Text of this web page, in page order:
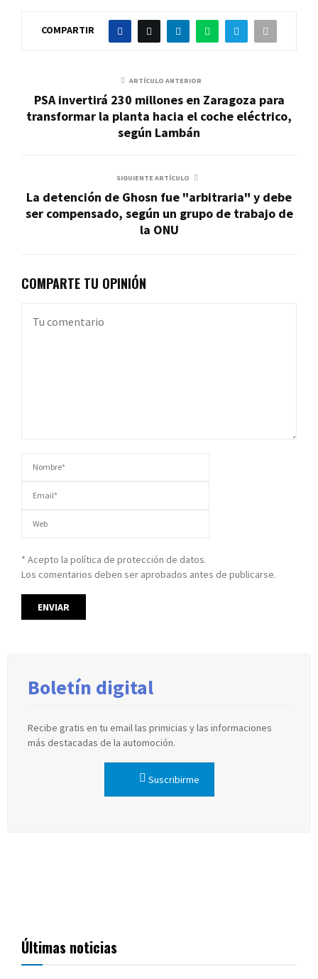
COMPARTIR
ARTÍCULO ANTERIOR
PSA invertirá 230 millones en Zaragoza para
transformar la planta hacia el coche eléctrico,
según Lambán
SIGUIENTE ARTÍCULO
La detención de Ghosn fue "arbitraria" y debe
ser compensado, según un grupo de trabajo de
la ONU
COMPARTE TU OPINIÓN
* Acepto la política de protección de datos.
Los comentarios deben ser aprobados antes de publicarse.
Boletín digital
Recibe gratis en tu email las primicias y las informaciones
más destacadas de la automoción.
Suscribirme
Últimas noticias